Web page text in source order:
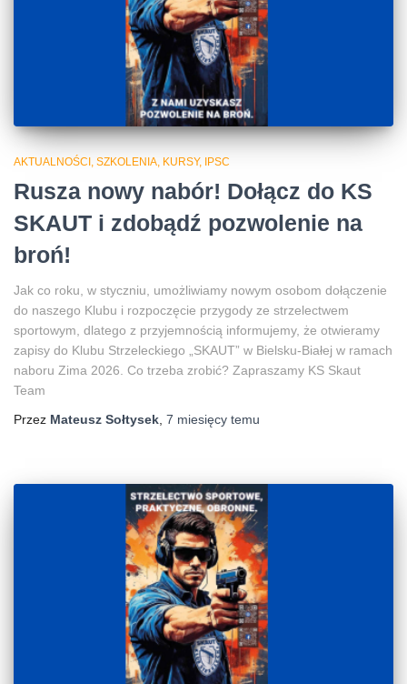
AKTUALNOŚCI, SZKOLENIA, KURSY, IPSC
Rusza nowy nabór! Dołącz do KS
SKAUT i zdobądź pozwolenie na
broń!
Jak co roku, w styczniu, umożliwiamy nowym osobom dołączenie
do naszego Klubu i rozpoczęcie przygody ze strzelectwem
sportowym, dlatego z przyjemnością informujemy, że otwieramy
zapisy do Klubu Strzeleckiego „SKAUT” w Bielsku-Białej w ramach
naboru Zima 2026. Co trzeba zrobić? Zapraszamy KS Skaut
Team
Przez Mateusz Sołtysek 7 miesięcy temu